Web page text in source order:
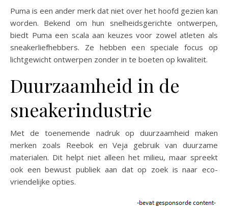
Puma is een ander merk dat niet over het hoofd gezien kan
worden. Bekend om hun snelheidsgerichte ontwerpen,
biedt Puma een scala aan keuzes voor zowel atleten als
sneakerliefhebbers. Ze hebben een speciale focus op
lichtgewicht ontwerpen zonder in te boeten op kwaliteit.
Duurzaamheid in de
sneakerindustrie
​Met de toenemende nadruk op duurzaamheid maken
merken zoals Reebok en Veja gebruik van duurzame
materialen. Dit helpt niet alleen het milieu, maar spreekt
ook een bewust publiek aan dat op zoek is naar eco-
vriendelijke opties.